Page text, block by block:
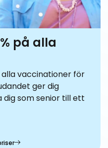
på alla
alla vaccinationer för
ger dig
som senior till ett